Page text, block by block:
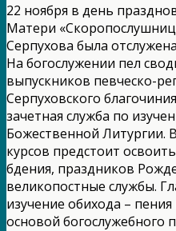
22 ноября в день
Матери
Серпухова была
На богослужении пел
выпускников певческо-
Серпуховского
зачетная служба по
Божественной Литургии.
курсов предстоит
бдения, праздников
великопостные службы.
изучение обихода –
основой богослужебного